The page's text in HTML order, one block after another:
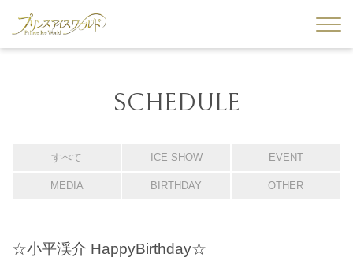
SCHEDULE
すべて ICE SHOW EVENT
MEDIA BIRTHDAY OTHER
☆小平渓介 HappyBirthday☆